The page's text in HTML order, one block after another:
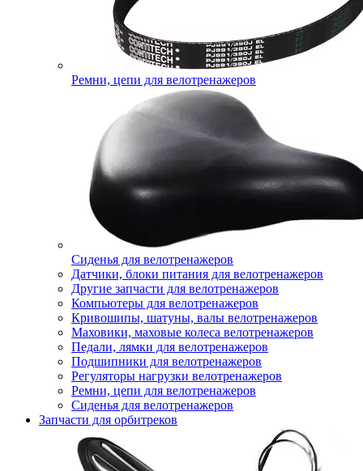
Ремни, цепи для велотренажеров
Сиденья для велотренажеров
Датчики, блоки питания для велотренажеров
Другие запчасти для велотренажеров
Компьютеры для велотренажеров
Кривошипы, шатуны, валы велотренажеров
Маховики, маховые колеса велотренажеров
Педали, лямки для велотренажеров
Подшипники для велотренажеров
Регуляторы нагрузки велотренажеров
Ремни, цепи для велотренажеров
Сиденья для велотренажеров
Запчасти для орбитреков